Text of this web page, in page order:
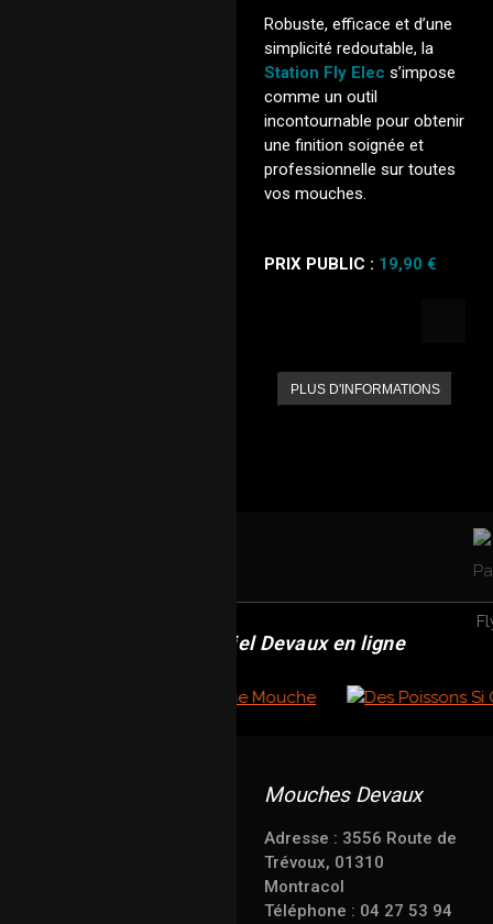
Robuste, efficace et d’une
simplicité redoutable, la
Station Fly Elec s’impose
comme un outil
incontournable pour obtenir
une finition soignée et
professionnelle sur toutes
vos mouches.
PRIX PUBLIC : 19,90 €
PLUS D'INFORMATIONS
Revendeur officiel Devaux en ligne
Mouches Devaux
Adresse : 3556 Route de
Trévoux, 01310
Montracol
Téléphone : 04 27 53 94